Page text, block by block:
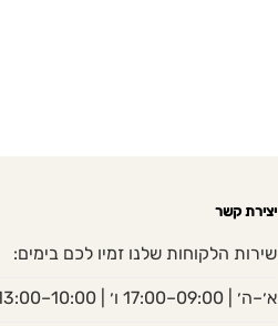
יצירת קשר
שירות הלקוחות שלנו זמיו לכם בימים:
א׳–ה׳ | 09:00–17:00 ו׳ | 10:00–13:00